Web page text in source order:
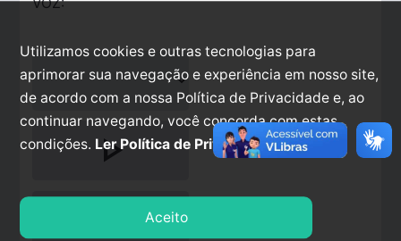
play_arrow
Utilizamos cookies e outras tecnologias para
aprimorar sua navegação e experiência em nosso site,
de acordo com a nossa Política de Privacidade e, ao
continuar navegando, você concorda com estas
condições. Ler Política de Privacidade.
Aceito